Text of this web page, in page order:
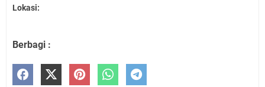
Lokasi:
Berbagi :